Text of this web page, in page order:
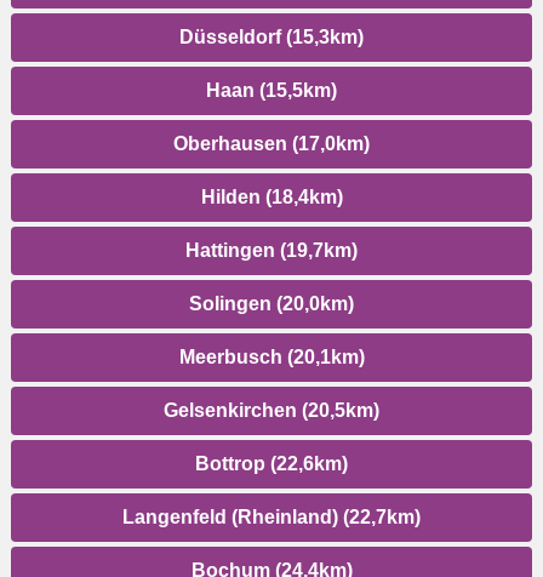
Düsseldorf (15,3km)
Haan (15,5km)
Oberhausen (17,0km)
Hilden (18,4km)
Hattingen (19,7km)
Solingen (20,0km)
Meerbusch (20,1km)
Gelsenkirchen (20,5km)
Bottrop (22,6km)
Langenfeld (Rheinland) (22,7km)
Bochum (24,4km)